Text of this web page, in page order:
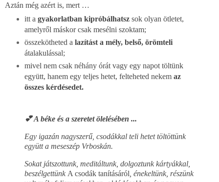
Aztán még azért is, mert …
itt a gyakorlatban kipróbálhatszsok olyan ötletet,
amelyről máskor csak mesélni szoktam;
összekötheted a lazítást a mély, belső, örömteli
átalakulással;
mivel nem csak néhány órát vagy egy napot töltünk
együtt, hanem egy teljes hetet, felteheted nekem az
összes kérdésedet.
💕 A béke és a szeretet ölelésében ...
Egy igazán nagyszerű, csodákkal teli hetet töltöttünk
együtt a meseszép Vrboskán.
Sokat játszottunk, meditáltunk, dolgoztunk kártyákkal,
beszélgettünk A csodák tanításáról , énekeltünk, részünk